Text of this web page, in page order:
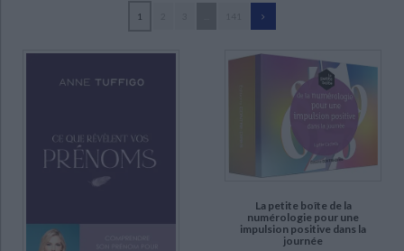
Antolin, Marie-Noëlle (23)
Feres, Charlène (21)
Cerf, Isabelle (20)
Iger, Emmanuelle (20)
1
La petite boîte de la
numérologie pour une
impulsion positive dans la
journée